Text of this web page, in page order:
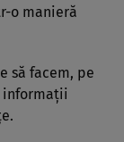
o manieră
să facem, pe
informaţii